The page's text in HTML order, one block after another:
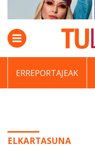
ERREPORTAJEAK
ELKARTASUNA